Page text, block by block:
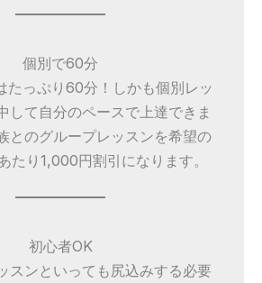
個別で60分
たっぷり60分！しかも個別レッ
して自分のペースで上達できま
とのグループレッスンを希望の
たり1,000円割引になります。
初心者OK
スンといっても尻込みする必要